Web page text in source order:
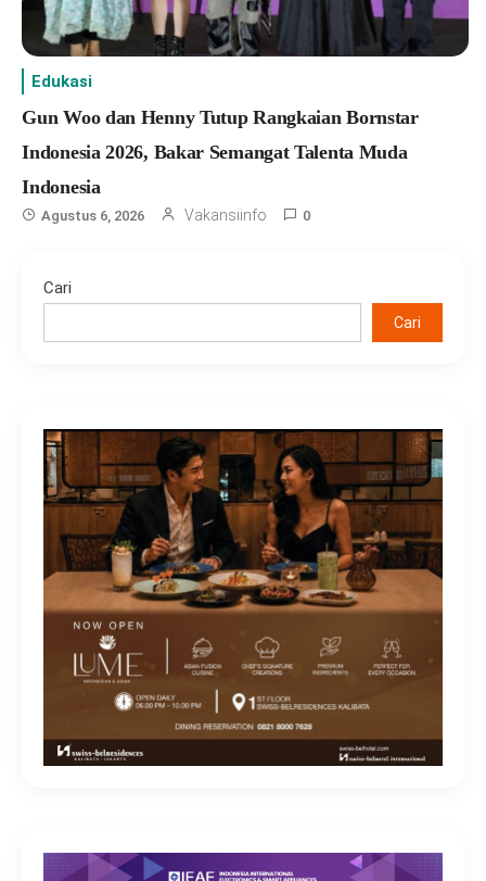
Edukasi
Gun Woo dan Henny Tutup Rangkaian Bornstar
Indonesia 2026, Bakar Semangat Talenta Muda
Indonesia
Agustus 6, 2026 Vakansiinfo 0
Cari
Cari